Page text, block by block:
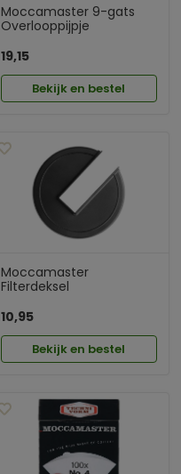
Moccamaster 9-gats
Overlooppijpje
19,15
Bekijk en bestel
Moccamaster
Filterdeksel
10,95
Bekijk en bestel